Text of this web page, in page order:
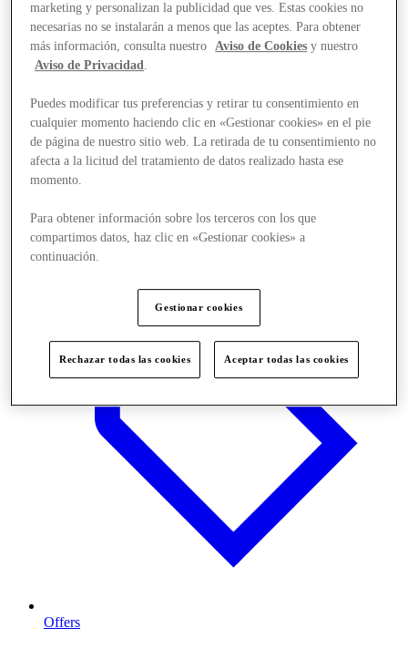
Stores
Offers
marketing y personalizan la publicidad que ves. Estas cookies no
necesarias no se instalarán a menos que las aceptes. Para obtener
más información, consulta nuestro
Aviso de Cookies y nuestro
Aviso de Privacidad
Puedes modificar tus preferencias y retirar tu consentimiento en
cualquier momento haciendo clic en «Gestionar cookies» en el pie
de página de nuestro sitio web. La retirada de tu consentimiento no
afecta a la licitud del tratamiento de datos realizado hasta ese
momento.
Para obtener información sobre los terceros con los que
compartimos datos, haz clic en «Gestionar cookies» a
continuación.
Gestionar cookies
Rechazar todas las cookies Aceptar todas las cookies